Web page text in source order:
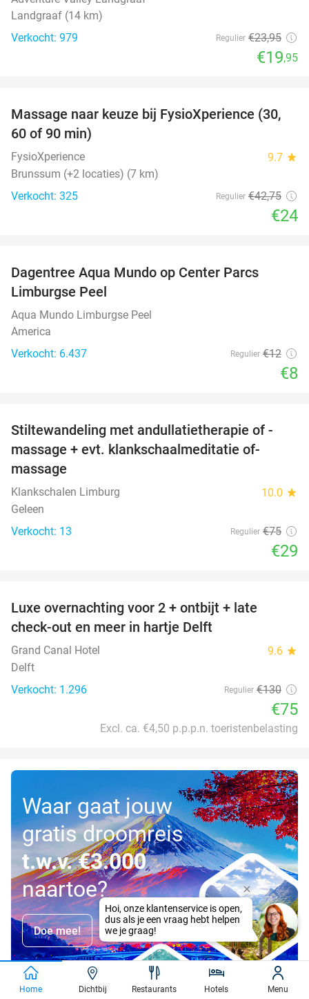
Landgraaf (14 km)
Verkocht: 979
Regulier €23,95
€19,95
44%
Massage naar keuze bij FysioXperience (30,
60 of 90 min)
FysioXperience 9.7 star
Brunssum (+2 locaties) (7 km)
Verkocht: 325
Regulier €42,75
€24
Dagentree Aqua Mundo op Center Parcs
Limburgse Peel
Aqua Mundo Limburgse Peel
America
Verkocht: 6.437
Regulier €12
€8
61%
Stiltewandeling met andullatietherapie of -
massage + evt. klankschaalmeditatie of-
massage
Klankschalen Limburg 10.0 star
Geleen
Verkocht: 13
Regulier €75
€29
Luxe overnachting voor 2 + ontbijt + late
check-out en meer in hartje Delft
Grand Canal Hotel 9.6 star
Delft
Verkocht: 1.296
Regulier €130
€75
Excl. ca. €4,50 p.p.p.n. toeristenbelasting
Waar gaat jouw
gratis droomreis
t.w.v. €3.000
naartoe?
Doe mee!
Home Dichtbij Restaurants Hotels Menu